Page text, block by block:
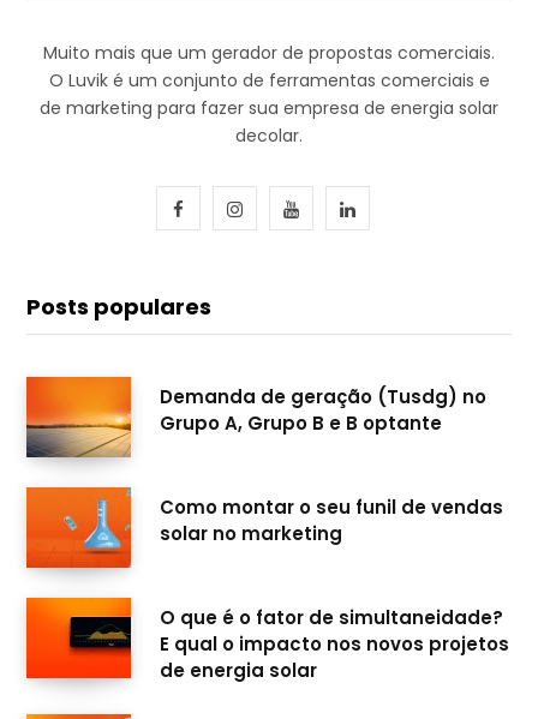
Muito mais que um gerador de propostas comerciais.
O Luvik é um conjunto de ferramentas comerciais e
de marketing para fazer sua empresa de energia solar
decolar.
c
e
o
k
I
t
g
a
Y
T
b
L
k
e
d
n
Posts populares
Demanda de geração (Tusdg) no
Grupo A, Grupo B e B optante
Como montar o seu funil de vendas
solar no marketing
O que é o fator de simultaneidade?
E qual o impacto nos novos projetos
de energia solar